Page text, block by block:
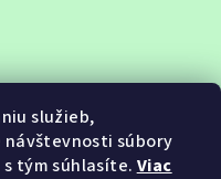
služieb,
súbory
tým súhlasíte. Viac